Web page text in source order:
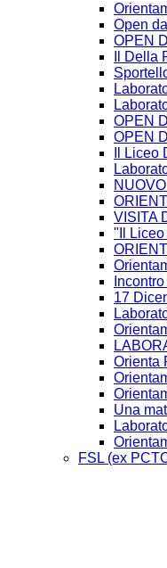
Open
OPEN
Il Della
OPEN
OPEN
Il
VISITA
"Il
17
Orienta
Una
FSL (ex